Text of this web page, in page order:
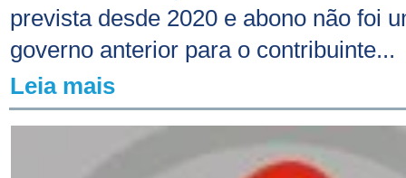
prevista desde 2020 e abono não foi
governo anterior para o contribuinte...
Leia mais